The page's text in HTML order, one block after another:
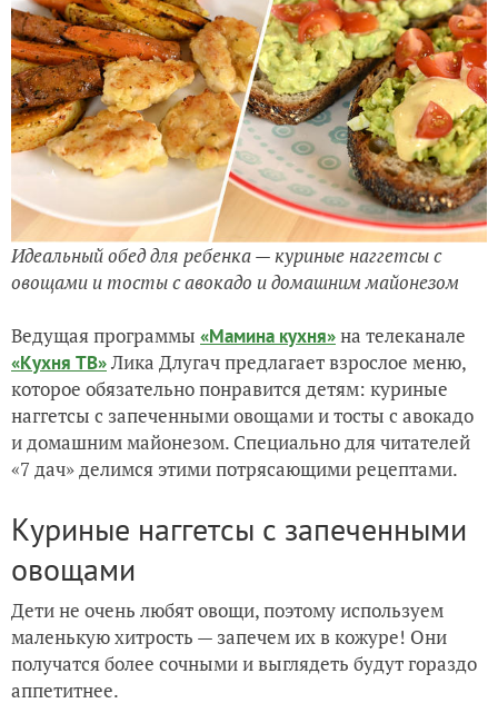
Идеальный обед для ребенка — куриные наггетсы с
овощами и тосты с авокадо и домашним майонезом
Ведущая программы «Мамина кухня»на телеканале
«Кухня ТВ»Лика Длугач предлагает взрослое меню,
которое обязательно понравится детям: куриные
наггетсы с запеченными овощами и тосты с авокадо
и домашним майонезом. Специально для читателей
«7 дач» делимся этими потрясающими рецептами.
Куриные наггетсы с запеченными
овощами
Дети не очень любят овощи, поэтому используем
маленькую хитрость — запечем их в кожуре! Они
получатся более сочными и выглядеть будут гораздо
аппетитнее.